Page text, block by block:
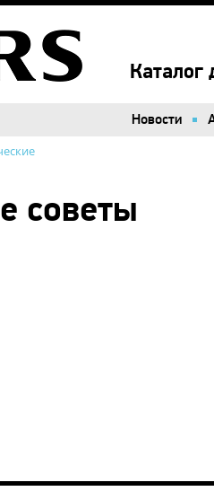
Каталог
Новости
советы